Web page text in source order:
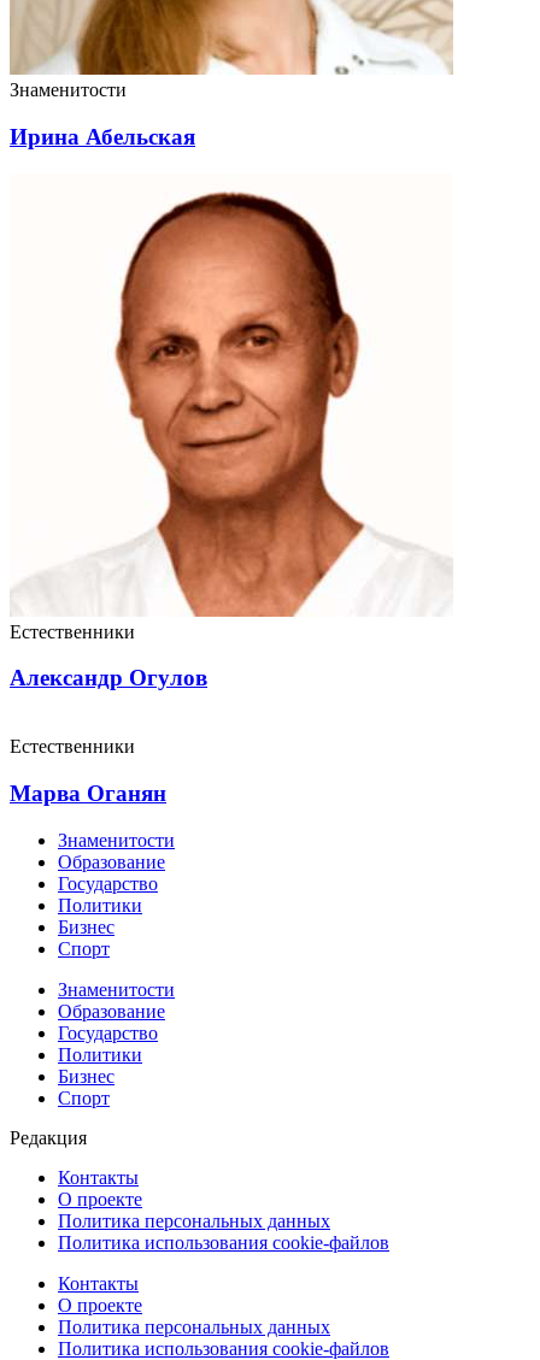
Знаменитости
Ирина Абельская
Естественники
Александр Огулов
Естественники
Марва Оганян
Знаменитости
Образование
Государство
Политики
Бизнес
Спорт
Знаменитости
Образование
Государство
Политики
Бизнес
Спорт
Редакция
Контакты
О проекте
Политика персональных данных
Политика использования cookie-файлов
Контакты
О проекте
Политика персональных данных
Политика использования cookie-файлов